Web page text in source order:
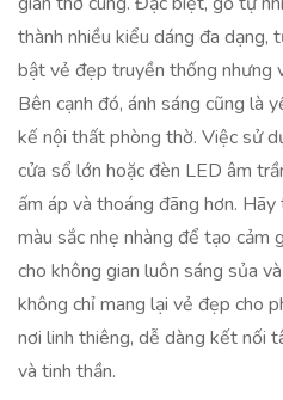
thành nhiều kiểu dáng đa
bật vẻ đẹp truyền thống nhưng
Bên cạnh đó, ánh sáng cũng là
kế nội thất phòng thờ. Việc sử
cửa sổ lớn hoặc đèn LED âm
ấm áp và thoáng đãng hơn.
màu sắc nhẹ nhàng để tạo cảm
cho không gian luôn sáng sủa
không chỉ mang lại vẻ đẹp cho
nơi linh thiêng, dễ dàng kết nối
và tinh thần.